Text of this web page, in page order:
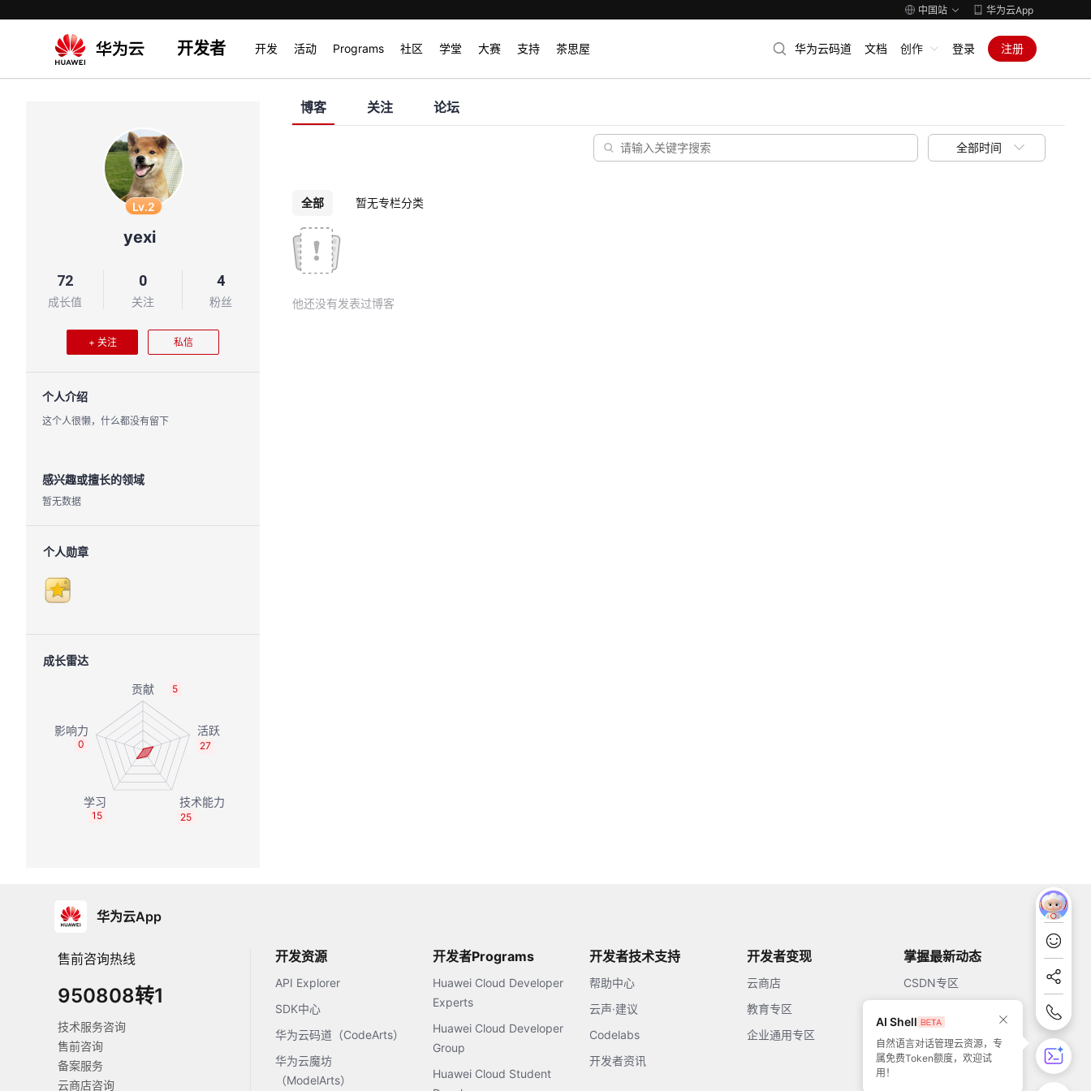
中国站 华为云App
开发者 开发 活动 Programs 社区 学堂 大赛 支持 茶思屋 华为云码道 文档 创作 登录 注册
AI Shell
自然语言对话管理云资源，专
属免费Token额度，欢迎试
用！
Lv.2
yexi
72
成长值
0
关注
4
粉丝
+ 关注 私信
个人介绍
这个人很懒，什么都没有留下
感兴趣或擅长的领域
暂无数据
个人勋章
成长雷达
5
27
25
15
0
博客 关注 论坛
全部时间
全部 暂无专栏分类
他还没有发表过博客
华为云App
售前咨询热线
950808转1
技术服务咨询
售前咨询
备案服务
云商店咨询
开发资源
API Explorer
SDK中心
华为云码道（CodeArts）
华为云魔坊
（ModelArts）
开发者Programs
Huawei Cloud Developer
Experts
Huawei Cloud Developer
Group
Huawei Cloud Student
开发者技术支持
帮助中心
云声·建议
Codelabs
开发者资讯
开发者变现
云商店
教育专区
企业通用专区
掌握最新动态
CSDN专区
51CTO